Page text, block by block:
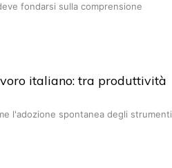
fondarsi sulla comprensione
italiano: tra produttività
l'adozione spontanea degli strumenti